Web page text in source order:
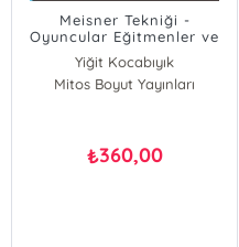
Meisner Tekniği -
Oyuncular Eğitmenler ve
Yönetmenler İçin
Yiğit Kocabıyık
Mitos Boyut Yayınları
₺360,00